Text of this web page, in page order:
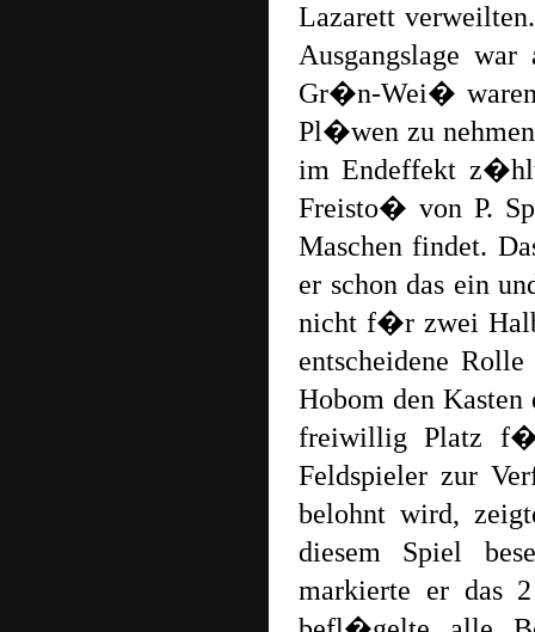
Lazarett
Ausgangslage
Gr�n-Wei� waren
Pl�wen zu
im Endeffekt
Freisto� von P.
Maschen findet.
er schon das ein
nicht f�r zwei
entscheidene
Hobom den
freiwillig Platz
Feldspieler zur
belohnt wird,
diesem Spiel
markierte er das